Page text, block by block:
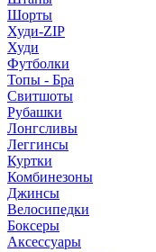
Шорты
Худи-ZIP
Худи
Футболки
Топы - Бра
Свитшоты
Рубашки
Лонгсливы
Леггинсы
Куртки
Комбинезоны
Джинсы
Велосипедки
Боксеры
Аксессуары